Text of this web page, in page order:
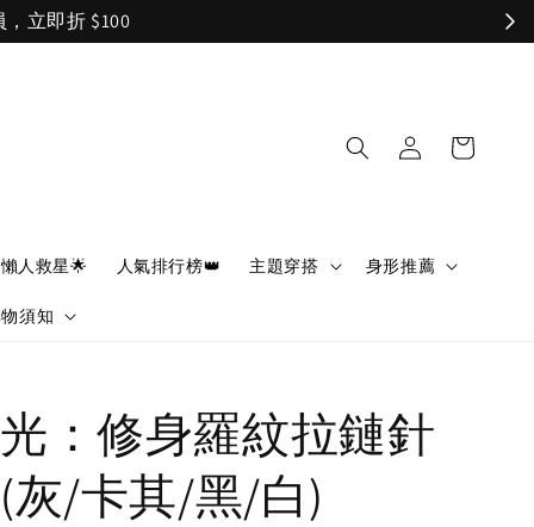
懶人救星🌟 人氣排行榜👑 主題穿搭 身形推薦
須知
：修身羅紋拉鏈針
灰/卡其/黑/白)